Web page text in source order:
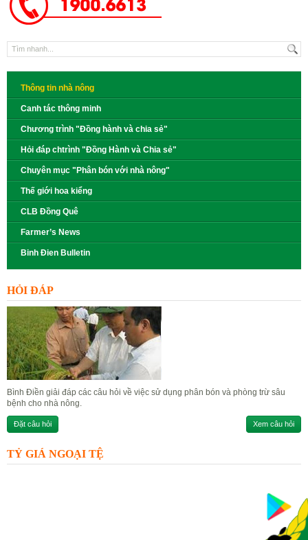
Thông tin nhà nông
Canh tác thông minh
Chương trình "Đồng hành và chia sẻ"
Hỏi đáp chtrình "Đồng Hành và Chia sẻ"
Chuyên mục "Phân bón với nhà nông"
Thế giới hoa kiểng
CLB Đồng Quê
Farmer’s News
Binh Đien Bulletin
HỎI ĐÁP
Bình Điền giải đáp các câu hỏi về việc sử dụng phân bón và phòng trừ sâu
bệnh cho nhà nông.
Đặt câu hỏi Xem câu hỏi
TỶ GIÁ NGOẠI TỆ